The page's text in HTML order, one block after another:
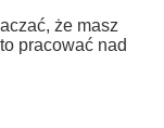
że masz
pracować nad